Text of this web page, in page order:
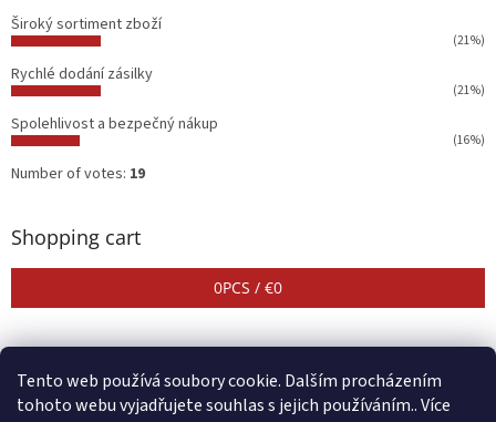
Tento web používá soubory cookie. Dalším procházením
tohoto webu vyjadřujete souhlas s jejich používáním.. Více
Široký sortiment zboží
(21%)
Rychlé dodání zásilky
(21%)
Spolehlivost a bezpečný nákup
(16%)
Number of votes: 19
Shopping cart
0PCS / €0